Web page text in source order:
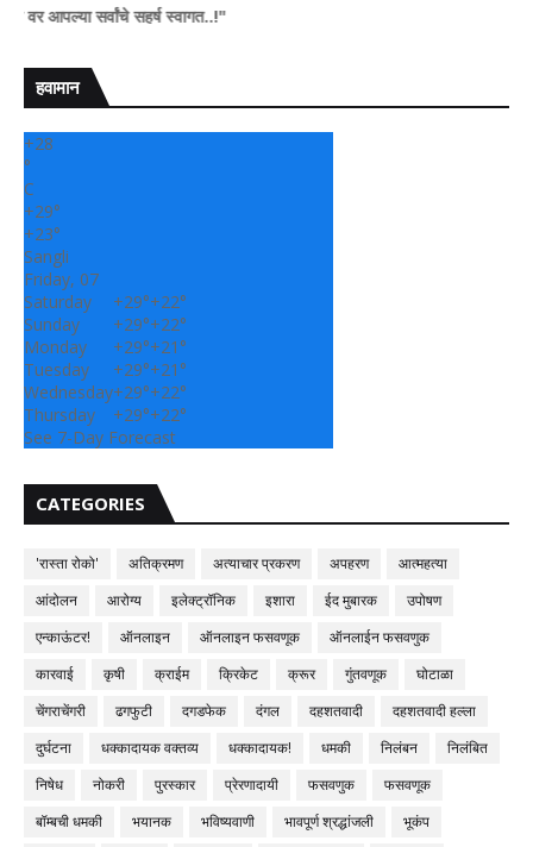
सर्वांचे सहर्ष स्वागत..!"
हवामान
+28
°
C
+29°
+23°
Sangli
Friday, 07
Saturday
+29°+22°
Sunday
+29°+22°
Monday
+29°+21°
Tuesday
+29°+21°
Wednesday+29°+22°
Thursday
+29°+22°
See 7-Day Forecast
CATEGORIES
'रास्ता रोको' अतिक्रमण अत्याचार प्रकरण अपहरण
आत्महत्या
आंदोलन
आरोग्य इलेक्ट्रॉनिक इशारा ईद मुबारक
उपोषण
एन्काऊंटर!
ऑनलाइन ऑनलाइन फसवणूक
ऑनलाईन फसवणुक
कारवाई
कृषी क्राईम क्रिकेट क्रूर गुंतवणूक
घोटाळा
चेंगराचेंगरी
ढगफुटी दगडफेक दंगल दहशतवादी
दहशतवादी हल्ला
दुर्घटना
धक्कादायक वक्तव्य धक्कादायक! धमकी निलंबन
निलंबित
निषेध
नोकरी पुरस्कार प्रेरणादायी फसवणुक
फसवणूक
बॉम्बची धमकी
भयानक भविष्यवाणी भावपूर्ण श्रद्धांजली
भूकंप